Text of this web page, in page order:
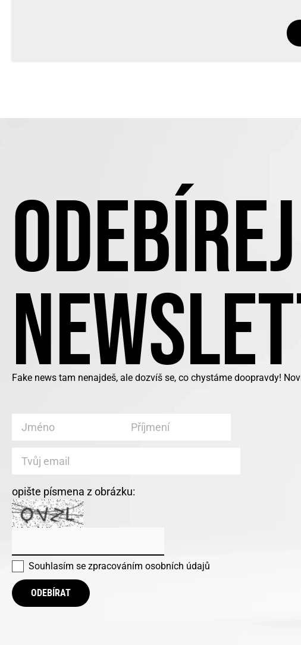
Fake news tam nenajdeš, ale dozvíš se, co chystáme doopravdy!
opište písmena z obrázku:
Souhlasím se zpracováním osobních údajů
ODEBÍRAT